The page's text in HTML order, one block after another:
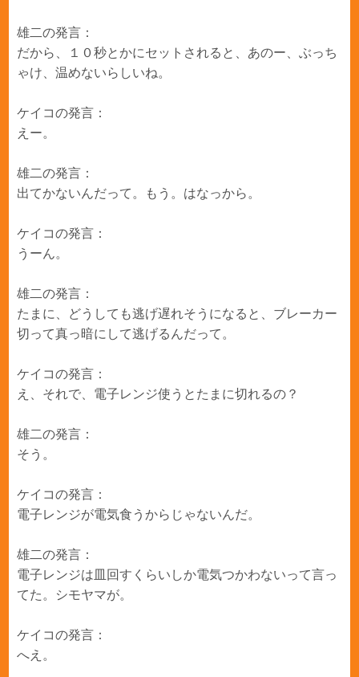
雄二の発言：
だから、１０秒とかにセットされると、あのー、ぶっち
ゃけ、温めないらしいね。
ケイコの発言：
えー。
雄二の発言：
出てかないんだって。もう。はなっから。
ケイコの発言：
うーん。
雄二の発言：
たまに、どうしても逃げ遅れそうになると、ブレーカー
切って真っ暗にして逃げるんだって。
ケイコの発言：
え、それで、電子レンジ使うとたまに切れるの？
雄二の発言：
そう。
ケイコの発言：
電子レンジが電気食うからじゃないんだ。
雄二の発言：
電子レンジは皿回すくらいしか電気つかわないって言っ
てた。シモヤマが。
ケイコの発言：
へえ。